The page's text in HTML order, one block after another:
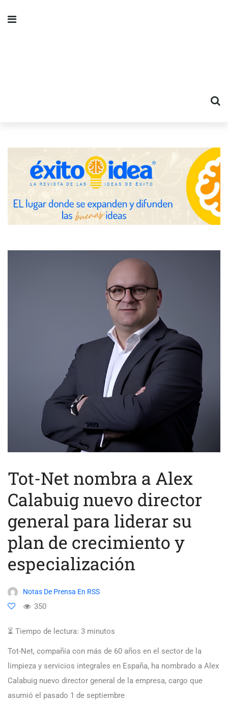
Tot-Net nombra a Alex
Calabuig nuevo director
general para liderar su
plan de crecimiento y
especialización
Notas De Prensa En RSS
350
⏳ Tiempo de lectura: 3 minutos
Tot-Net, compañía con más de 60 años en el sector de la
limpieza y servicios integrales en España, ha nombrado a Alex
Calabuig nuevo director general de la empresa, cargo que
asumió el pasado 1 de septiembre